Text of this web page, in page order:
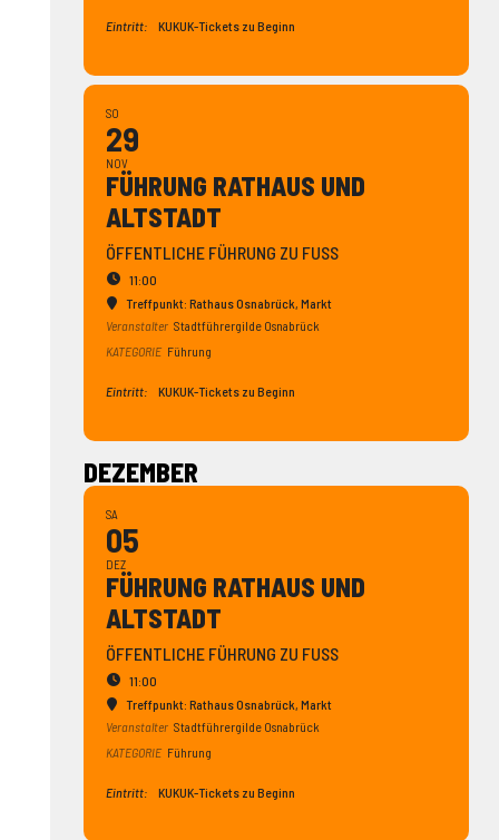
Eintritt: KUKUK-Tickets zu Beginn
SO
29
NOV
FÜHRUNG RATHAUS UND
ALTSTADT
ÖFFENTLICHE FÜHRUNG ZU FUSS
11:00
Treffpunkt: Rathaus Osnabrück, Markt
Veranstalter Stadtführergilde Osnabrück
KATEGORIE Führung
Eintritt: KUKUK-Tickets zu Beginn
DEZEMBER
SA
05
DEZ
FÜHRUNG RATHAUS UND
ALTSTADT
ÖFFENTLICHE FÜHRUNG ZU FUSS
11:00
Treffpunkt: Rathaus Osnabrück, Markt
Veranstalter Stadtführergilde Osnabrück
KATEGORIE Führung
Eintritt: KUKUK-Tickets zu Beginn